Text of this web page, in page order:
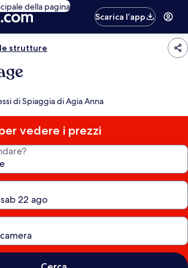
della pagina
Scarica l’app
strutture
di Spiaggia di Agia Anna
vedere i prezzi